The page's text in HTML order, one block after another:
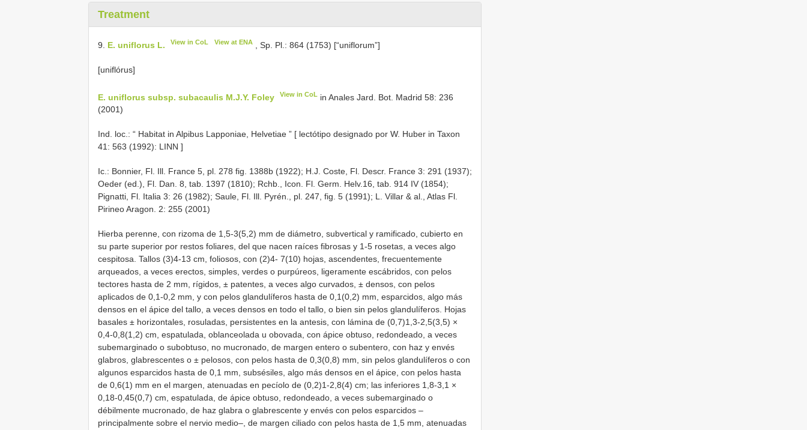
Treatment
9. E. uniflorus L. View in CoL View at ENA, Sp. Pl.: 864 (1753) [“uniflorum”]
[uniflórus]
E. uniflorus subsp. subacaulis M.J.Y. Foley View in CoL in Anales Jard. Bot. Madrid 58: 236
(2001)
Ind. loc.: “ Habitat in Alpibus Lapponiae, Helvetiae ” [ lectótipo designado por W. Huber in Taxon
41: 563 (1992): LINN ]
Ic.: Bonnier, Fl. Ill. France 5, pl. 278 fig. 1388b (1922); H.J. Coste, Fl. Descr. France 3: 291 (1937);
Oeder (ed.), Fl. Dan. 8, tab. 1397 (1810); Rchb., Icon. Fl. Germ. Helv.16, tab. 914 IV (1854);
Pignatti, Fl. Italia 3: 26 (1982); Saule, Fl. Ill. Pyrén., pl. 247, fig. 5 (1991); L. Villar & al., Atlas Fl.
Pirineo Aragon. 2: 255 (2001)
Hierba perenne, con rizoma de 1,5-3(5,2) mm de diámetro, subvertical y ramificado, cubierto en
su parte superior por restos foliares, del que nacen raíces fibrosas y 1-5 rosetas, a veces algo
cespitosa. Tallos (3)4-13 cm, foliosos, con (2)4- 7(10) hojas, ascendentes, frecuentemente
arqueados, a veces erectos, simples, verdes o purpúreos, ligeramente escábridos, con pelos
tectores hasta de 2 mm, rígidos, ± patentes, a veces algo curvados, ± densos, con pelos
aplicados de 0,1-0,2 mm, y con pelos glandulíferos hasta de 0,1(0,2) mm, esparcidos, algo más
densos en el ápice del tallo, a veces densos en todo el tallo, o bien sin pelos glandulíferos. Hojas
basales ± horizontales, rosuladas, persistentes en la antesis, con lámina de (0,7)1,3-2,5(3,5) ×
0,4-0,8(1,2) cm, espatulada, oblanceolada u obovada, con ápice obtuso, redondeado, a veces
subemarginado o subobtuso, no mucronado, de margen entero o subentero, con haz y envés
glabros, glabrescentes o ± pelosos, con pelos hasta de 0,3(0,8) mm, sin pelos glandulíferos o con
algunos esparcidos hasta de 0,1 mm, subsésiles, algo más densos en el ápice, con pelos hasta
de 0,6(1) mm en el margen, atenuadas en pecíolo de (0,2)1-2,8(4) cm; las inferiores 1,8-3,1 ×
0,18-0,45(0,7) cm, espatulada, de ápice obtuso, redondeado, a veces subemarginado o
débilmente mucronado, de haz glabra o glabrescente y envés con pelos esparcidos –
principalmente sobre el nervio medio–, de margen ciliado con pelos hasta de 1,5 mm, atenuadas